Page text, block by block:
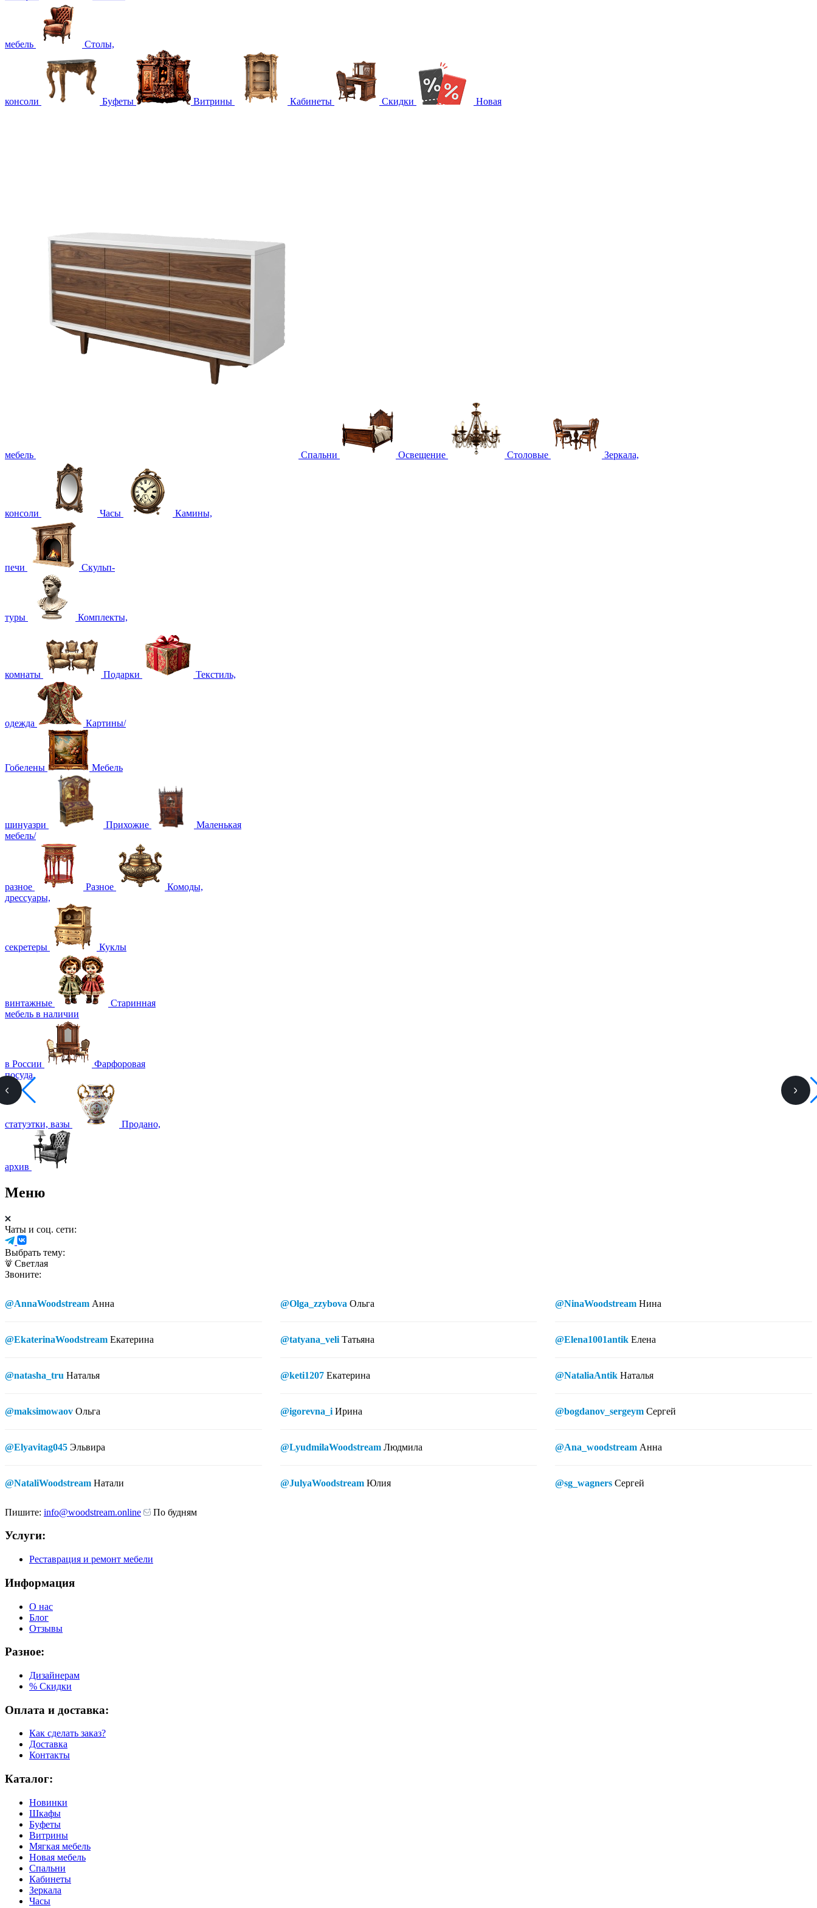
мебель Столы,
консоли Буфеты Витрины Кабинеты Скидки Новая
мебель Спальни Освещение Столовые Зеркала,
консоли Часы Камины,
печи Скульп-
туры Комплекты,
комнаты Подарки Текстиль,
одежда Картины/
Гобелены Мебель
шинуазри Прихожие
Маленькая
мебель/
разное Разное
Комоды,
дрессуары,
секретеры Куклы
винтажные
Старинная
мебель в наличии
в России
Фарфоровая
посуда,
статуэтки, вазы Продано,
архив
Меню
Чаты и соц. сети:
Выбрать тему:
Светлая
Звоните:
@AnnaWoodstream Анна
@EkaterinaWoodstream Екатерина
@natasha_tru Наталья
@maksimowaov Ольга
@Elyavitag045 Эльвира
@NataliWoodstream Натали
@Olga_zzybova Ольга
@tatyana_veli Татьяна
@keti1207 Екатерина
@igorevna_i Ирина
@LyudmilaWoodstream Людмила
@JulyaWoodstream Юлия
@NinaWoodstream Нина
@Elena1001antik Елена
@NataliaAntik Наталья
@bogdanov_sergeym Сергей
@Ana_woodstream Анна
@sg_wagners Сергей
Пишите: info@woodstream.online По будням
Услуги:
Реставрация и ремонт мебели
Информация
О нас
Блог
Отзывы
Разное:
Дизайнерам
% Скидки
Оплата и доставка:
Как сделать заказ?
Доставка
Контакты
Каталог:
Новинки
Шкафы
Буфеты
Витрины
Мягкая мебель
Новая мебель
Спальни
Кабинеты
Зеркала
Часы